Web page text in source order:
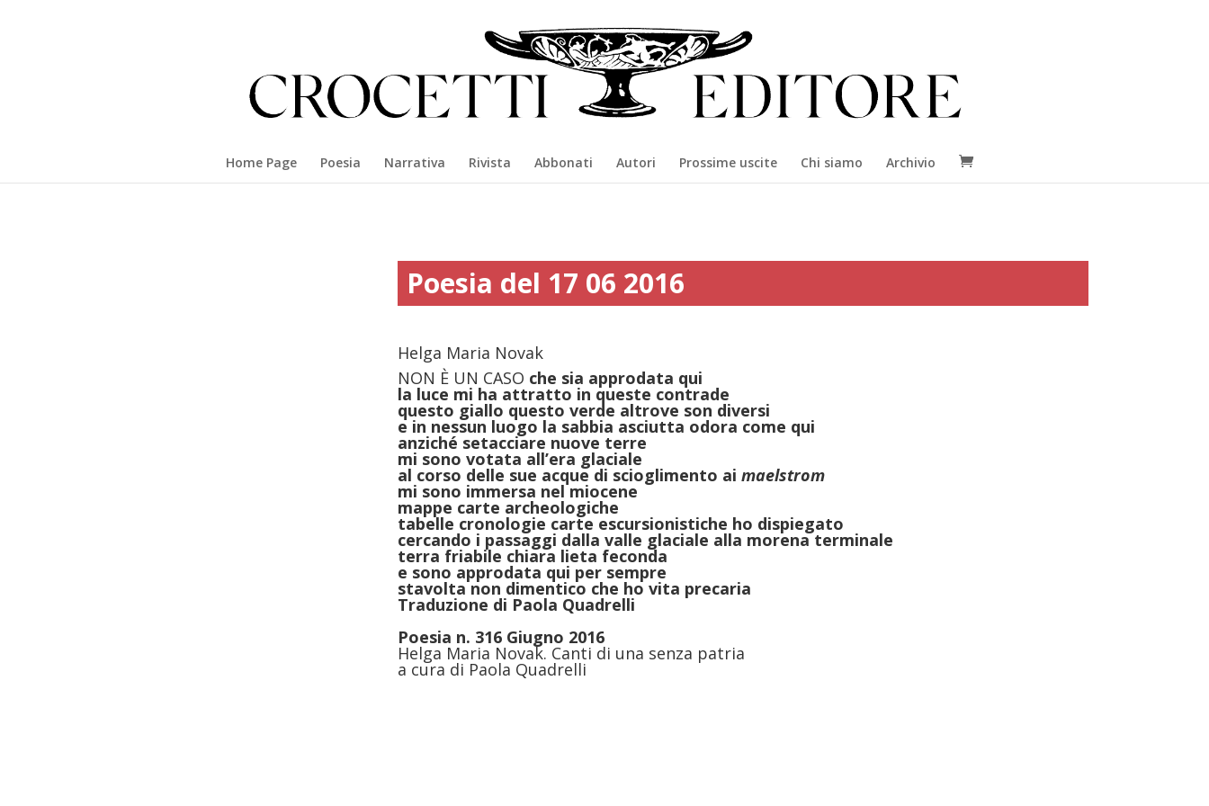
Home Page Poesia Narrativa Rivista Abbonati Autori Prossime uscite Chi siamo Archivio
Poesia del 17 06 2016
Helga Maria Novak
NON È UN CASO che sia approdata qui
la luce mi ha attratto in queste contrade
questo giallo questo verde altrove son diversi
e in nessun luogo la sabbia asciutta odora come qui
anziché setacciare nuove terre
mi sono votata all’era glaciale
al corso delle sue acque di scioglimento ai maelstrom
mi sono immersa nel miocene
mappe carte archeologiche
tabelle cronologie carte escursionistiche ho dispiegato
cercando i passaggi dalla valle glaciale alla morena terminale
terra friabile chiara lieta feconda
e sono approdata qui per sempre
stavolta non dimentico che ho vita precaria
Traduzione di Paola Quadrelli
Poesia n. 316 Giugno 2016
Helga Maria Novak. Canti di una senza patria
a cura di Paola Quadrelli